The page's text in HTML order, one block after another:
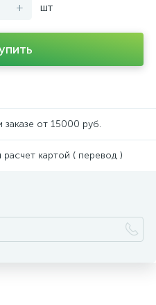
+ шт
заказе от 15000 руб.
картой ( перевод )